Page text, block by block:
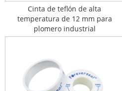
Cinta de teflón de alta
temperatura de 12 mm para
plomero industrial